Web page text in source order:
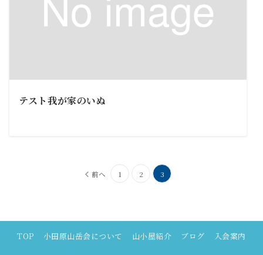
テスト我が家のいぬ
前へ 1 2 3
TOP 小田原山岳会について 山小屋紹介 ブログ 入会案内